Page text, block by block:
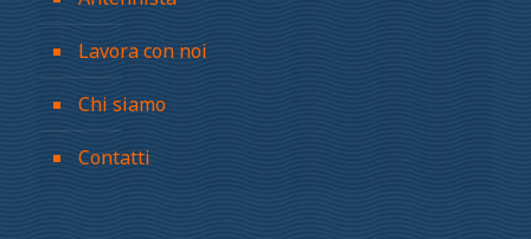
Lavora con noi
Chi siamo
Contatti